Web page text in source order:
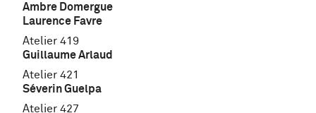
Ambre Domergue
Laurence Favre
Atelier 419
Guillaume Arlaud
Atelier 421
Séverin Guelpa
Atelier 427